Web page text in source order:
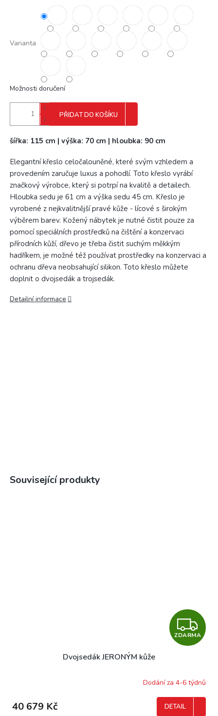
Varianta
Možnosti doručení
PŘIDAT DO KOŠÍKU
šířka: 115 cm | výška: 70 cm | hloubka: 90 cm
Elegantní křeslo celočalouněné, které svým vzhledem a
provedením zaručuje luxus a pohodlí. Toto křeslo vyrábí
značkový výrobce, který si potrpí na kvalitě a detailech.
Hloubka sedu je 61 cm a výška sedu 45 cm. Křeslo je
vyrobené z nejkvalitnější pravé kůže - lícové s širokým
výběrem barev. Kožený nábytek je nutné čistit pouze za
pomocí speciálních prostředků na čištění a konzervaci
přírodních kůží, dřevo je třeba čistit suchým měkkým
hadříkem, je možné též používat prostředky na konzervaci a
ochranu dřeva neobsahující silikon. Toto křeslo můžete
doplnit o dvojsedák a trojsedák.
Detailní informace
Související produkty
Z
D
R
ZDARMA
Dvojsedák JERONÝM kůže
Dodání za 4-6 týdnů
40 679 Kč DETAIL